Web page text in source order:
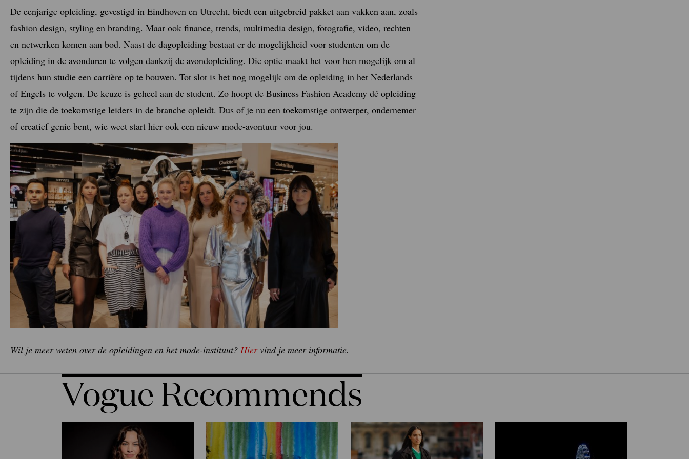
De eenjarige opleiding, gevestigd in Eindhoven en Utrecht, biedt een uitgebreid pakket aan vakken aan, zoals
fashion design, styling en branding. Maar ook finance, trends, multimedia design, fotografie, video, rechten
en netwerken komen aan bod. Naast de dagopleiding bestaat er de mogelijkheid voor studenten om de
opleiding in de avonduren te volgen dankzij de avondopleiding. Die optie maakt het voor hen mogelijk om al
tijdens hun studie een carrière op te bouwen. Tot slot is het nog mogelijk om de opleiding in het Nederlands
of Engels te volgen. De keuze is geheel aan de student. Zo hoopt de Business Fashion Academy dé opleiding
te zijn die de toekomstige leiders in de branche opleidt. Dus of je nu een toekomstige ontwerper, ondernemer
of creatief genie bent, wie weet start hier ook een nieuw mode-avontuur voor jou.
Wil je meer weten over de opleidingen en het mode-instituut? Hiervind je meer informatie.
Vogue Recommends